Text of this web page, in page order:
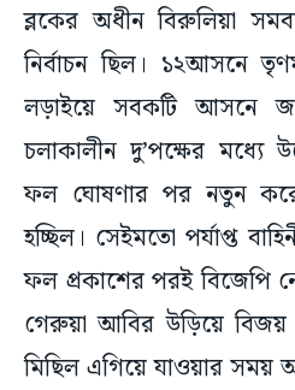
ব্লকের অধীন বিরুলিয়া
নির্বাচন ছিল। ১২আসনে
লড়াইয়ে সবকটি আসনে
চলাকালীন দু’পক্ষের মধ্যে
ফল ঘোষণার পর নতুন করে
হচ্ছিল। সেইমতো পর্যাপ্ত
ফল প্রকাশের পরই বিজেপি
গেরুয়া আবির উড়িয়ে
মিছিল এগিয়ে যাওয়ার সময়